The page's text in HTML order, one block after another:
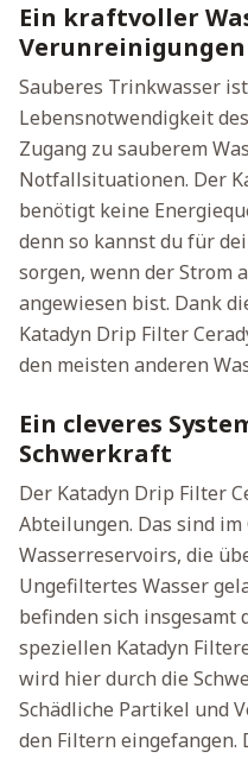
Ein kraftvoller
Verunreinigungen
Sauberes Trinkwasser
Lebensnotwendigkeit
Zugang zu sauberem
Notfallsituationen. Der
benötigt keine
denn so kannst du für
sorgen, wenn der Strom
angewiesen bist. Dank
Katadyn Drip Filter
den meisten anderen
Ein cleveres
Schwerkraft
Der Katadyn Drip Filter
Abteilungen. Das sind im
Wasserreservoirs, die
Ungefiltertes Wasser
befinden sich insgesamt
speziellen Katadyn
wird hier durch die
Schädliche Partikel und
den Filtern eingefangen.